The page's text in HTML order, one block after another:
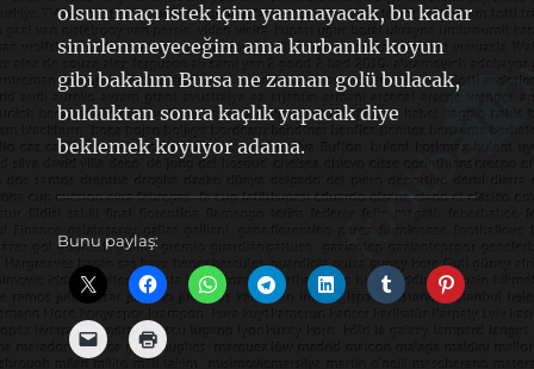
olsun maçı istek içim yanmayacak, bu kadar
sinirlenmeyeceğim ama kurbanlık koyun
gibi bakalım Bursa ne zaman golü bulacak,
bulduktan sonra kaçlık yapacak diye
beklemek koyuyor adama.
Bunu paylaş: